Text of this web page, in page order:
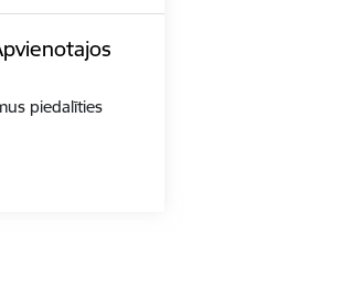
piedalīties